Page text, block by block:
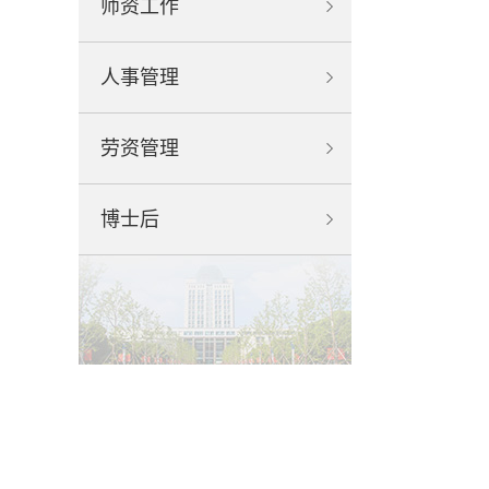
师资工作
人事管理
劳资管理
博士后